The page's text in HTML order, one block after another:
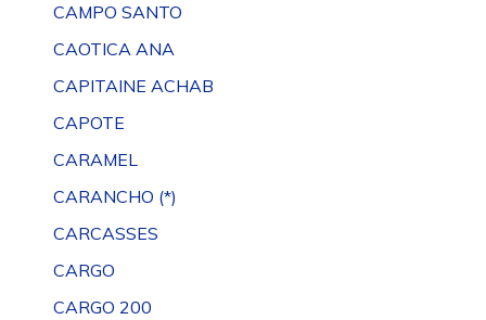
CAMPO SANTO
CAOTICA ANA
CAPITAINE ACHAB
CAPOTE
CARAMEL
CARANCHO (*)
CARCASSES
CARGO
CARGO 200